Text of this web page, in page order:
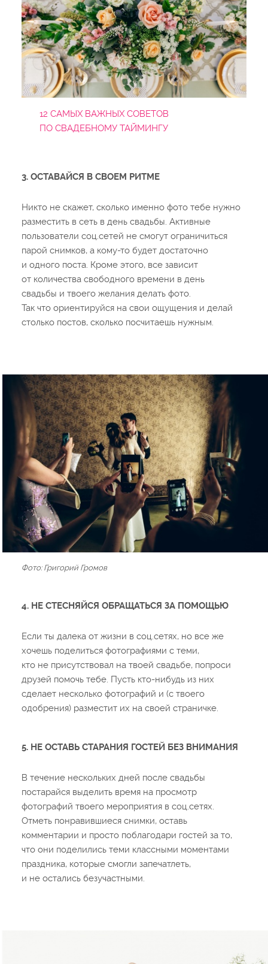
12 САМЫХ ВАЖНЫХ СОВЕТОВ
ПО СВАДЕБНОМУ ТАЙМИНГУ
3. ОСТАВАЙСЯ В СВОЕМ РИТМЕ
Никто не скажет, сколько именно фото тебе нужно
разместить в сеть в день свадьбы. Активные
пользователи соц.сетей не смогут ограничиться
парой снимков, а кому-то будет достаточно
и одного поста. Кроме этого, все зависит
от количества свободного времени в день
свадьбы и твоего желания делать фото.
Так что ориентируйся на свои ощущения и делай
столько постов, сколько посчитаешь нужным.
Фото: Григорий Громов
4. НЕ СТЕСНЯЙСЯ ОБРАЩАТЬСЯ ЗА ПОМОЩЬЮ
Если ты далека от жизни в соц.сетях, но все же
хочешь поделиться фотографиями с теми,
кто не присутствовал на твоей свадьбе, попроси
друзей помочь тебе. Пусть кто-нибудь из них
сделает несколько фотографий и (с твоего
одобрения) разместит их на своей страничке.
5. НЕ ОСТАВЬ СТАРАНИЯ ГОСТЕЙ БЕЗ ВНИМАНИЯ
В течение нескольких дней после свадьбы
постарайся выделить время на просмотр
фотографий твоего мероприятия в соц.сетях.
Отметь понравившиеся снимки, оставь
комментарии и просто поблагодари гостей за то,
что они поделились теми классными моментами
праздника, которые смогли запечатлеть,
и не остались безучастными.